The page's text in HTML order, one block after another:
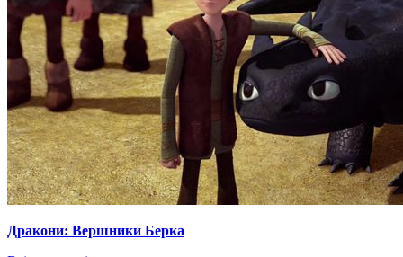
Дракони: Вершники Берка